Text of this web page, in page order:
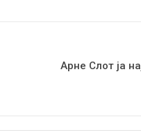
Арне Слот ја